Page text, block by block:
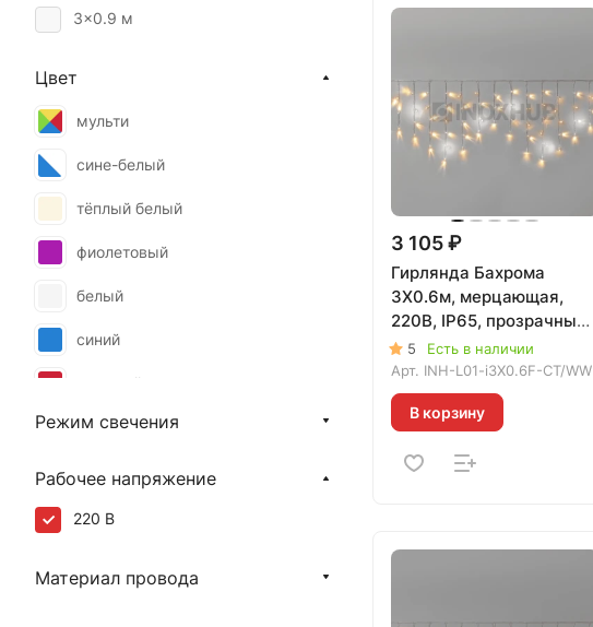
3 105 ₽
Гирлянда Бахрома
3X0.6м, мерцающая,
220В, IP65, прозрачный
провод, ТЁПЛАЯ БЕЛАЯ,
020111
5
Есть в наличии
Арт. INH-L01-i3X0.6F-CT/WW
В корзину
3×0.9 м
Цвет
мульти
сине-белый
тёплый белый
фиолетовый
белый
синий
красный
жёлтый
Режим свечения
Рабочее напряжение
220 В
Материал провода